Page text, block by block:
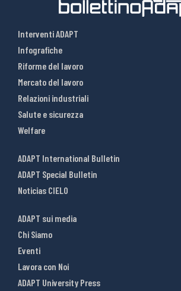
Interventi ADAPT
Infografiche
Riforme del lavoro
Mercato del lavoro
Relazioni industriali
Salute e sicurezza
Welfare
ADAPT International Bulletin
ADAPT Special Bulletin
Noticias CIELO
ADAPT sui media
Chi Siamo
Eventi
Lavora con Noi
ADAPT University Press